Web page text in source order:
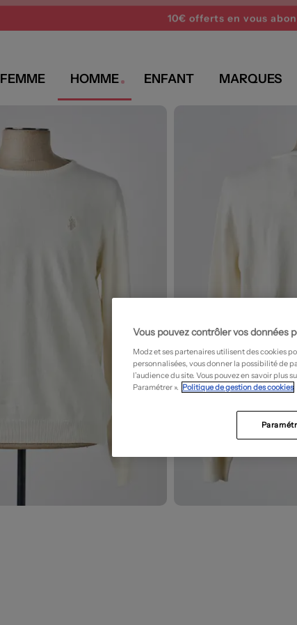
SUMMER PARTY ! Profitez
FEMME HOMME ENFANT MARQUES
Vous pouvez contrôler vos données
Modz et ses partenaires utilisent des cookies
personnalisées, vous donner la possibilité de
l’audience du site. Vous pouvez en savoir plus
Paramétrer ». Politique de gestion des cookies